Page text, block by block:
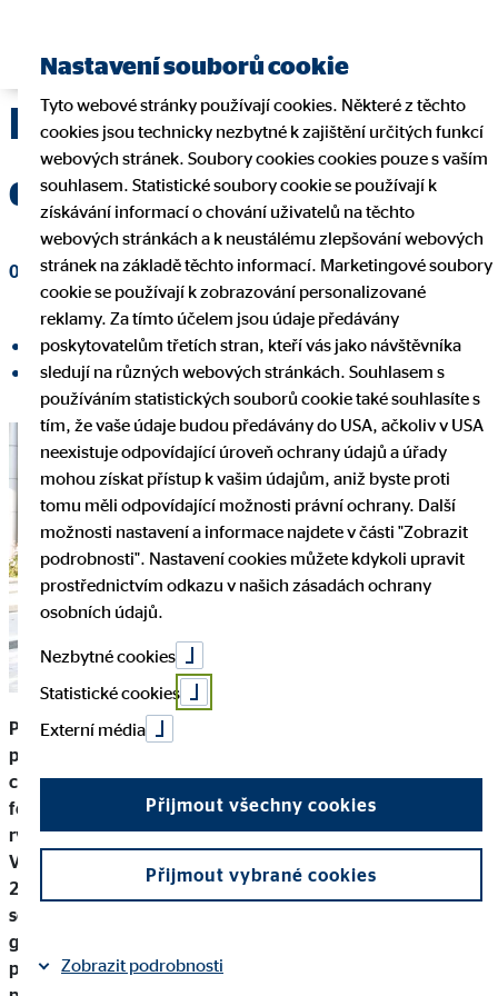
Rok 2021 ve znamení
dvouciferného růstu
01. února 2022|OVB Allfinanz, a.s.
Sdílet na Facebooku
Sdílet na LinkedInu
Počet finančních poradců se na trhu konsolidoval díky
povinnosti zákonných zkoušek a s nimi spojených
certifikací. Finanční trh vykazoval dynamicky růst a
fenoménem byly úvěry na bydlení. A OVB opakovaně rostla
rychleji než trh ve všech klíčových produktových oblastech.
V OVB i na trhu se toho ale dělo daleko více. Jaký byl rok
2021 pohledem managementu OVB Česká republika, jsme
se zeptali Miroslava Řezníka, předsedy představenstva a
generálního ředitele, Pavla Manhaltera, člena
představenstva, a Richarda Beneše, obchodního a
Nastavení souborů cookie
Tyto webové stránky používají cookies. Některé z těchto
cookies jsou technicky nezbytné k zajištění určitých funkcí
webových stránek. Soubory cookies cookies pouze s vaším
souhlasem. Statistické soubory cookie se používají k
získávání informací o chování uživatelů na těchto
webových stránkách a k neustálému zlepšování webových
stránek na základě těchto informací. Marketingové soubory
cookie se používají k zobrazování personalizované
reklamy. Za tímto účelem jsou údaje předávány
poskytovatelům třetích stran, kteří vás jako návštěvníka
sledují na různých webových stránkách. Souhlasem s
používáním statistických souborů cookie také souhlasíte s
tím, že vaše údaje budou předávány do USA, ačkoliv v USA
neexistuje odpovídající úroveň ochrany údajů a úřady
mohou získat přístup k vašim údajům, aniž byste proti
tomu měli odpovídající možnosti právní ochrany. Další
možnosti nastavení a informace najdete v části "Zobrazit
podrobnosti". Nastavení cookies můžete kdykoli upravit
prostřednictvím odkazu v našich zásadách ochrany
osobních údajů.
Nezbytné cookies
Statistické cookies
Externí média
Přijmout všechny cookies
Přijmout vybrané cookies
Zobrazit podrobnosti